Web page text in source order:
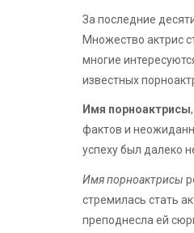
За последние
Множество актрис
многие
известных
Имя порноактрисы
фактов и
успеху был далеко
Имя порноактрисы
стремилась стать
преподнесла ей